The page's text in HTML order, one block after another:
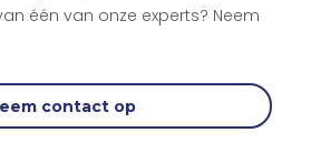
één van onze experts? Neem
contact op